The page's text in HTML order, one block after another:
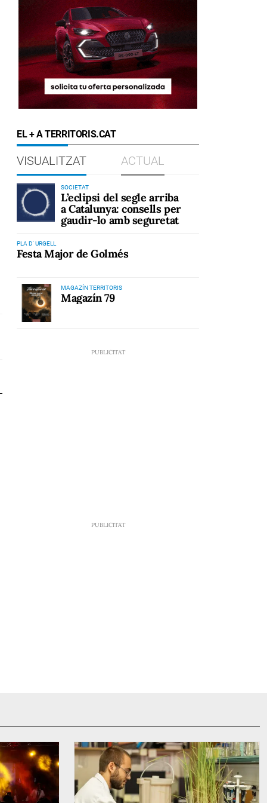
EL + A TERRITORIS.CAT
VISUALITZAT ACTUAL
SOCIETAT
L’eclipsi del segle arriba
a Catalunya: consells per
gaudir-lo amb seguretat
PLA D' URGELL
Festa Major de Golmés
MAGAZÍN TERRITORIS
Magazín 79